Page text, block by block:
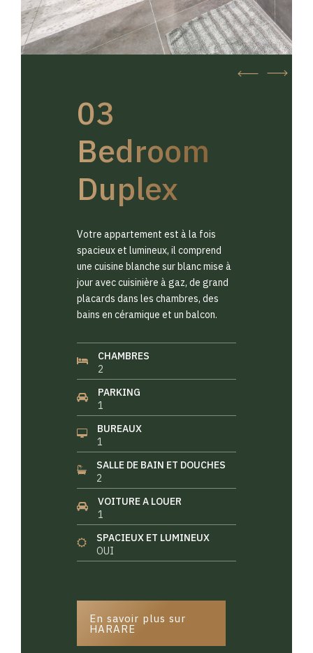
03
Bedroom
Duplex
Votre appartement est à la fois
spacieux et lumineux, il comprend
une cuisine blanche sur blanc mise à
jour avec cuisinière à gaz, de grand
placards dans les chambres, des
bains en céramique et un balcon.
CHAMBRES
2
PARKING
1
BUREAUX
1
SALLE DE BAIN ET DOUCHES
2
VOITURE A LOUER
1
SPACIEUX ET LUMINEUX
OUI
En savoir plus sur
HARARE